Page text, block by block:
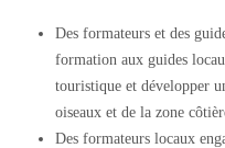
Des formateurs et des
formation aux guides
touristique et développer
oiseaux et de la zone
Des formateurs locaux